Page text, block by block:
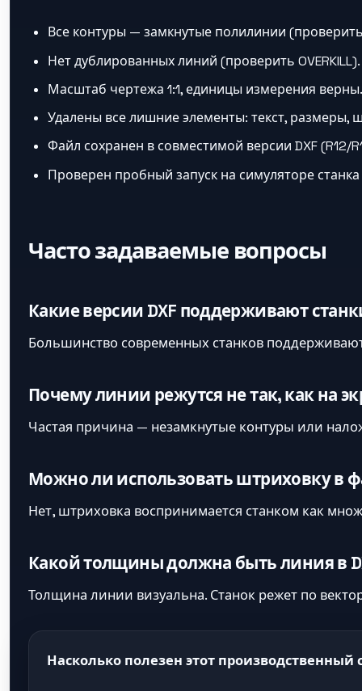
Все контуры — замкнутые полилинии (проверить
Нет дублированных линий (проверить OVERKILL).
Масштаб чертежа 1:1, единицы измерения верны.
Удалены все лишние элементы: текст, размеры,
Файл сохранен в совместимой версии DXF (R12/
Проверен пробный запуск на симуляторе
Часто задаваемые вопросы
Какие версии DXF поддерживают
Большинство современных станков
Почему линии режутся не так, как на
Частая причина — незамкнутые контуры или
Можно ли использовать штриховку в
Нет, штриховка воспринимается станком как
Какой толщины должна быть линия в
Толщина линии визуальна. Станок режет по
Насколько полезен этот производственный